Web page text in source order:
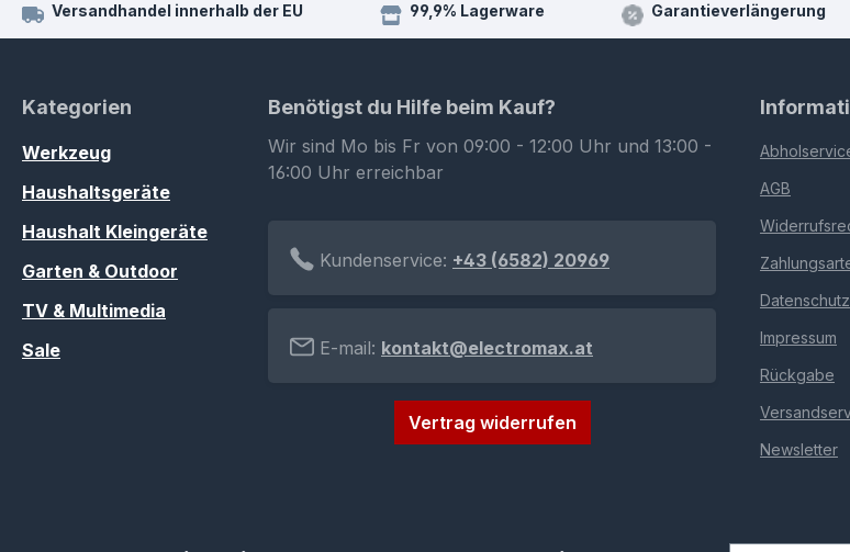
Versandhandel innerhalb der EU 99,9% Lagerware Garantieverlängerung
Kategorien
Werkzeug
Haushaltsgeräte
Haushalt Kleingeräte
Garten & Outdoor
TV & Multimedia
Sale
Benötigst du Hilfe beim Kauf?
Wir sind Mo bis Fr von 09:00 - 12:00 Uhr und 13:00 -
16:00 Uhr erreichbar
Kundenservice: +43 (6582) 20969
E-mail: kontakt@electromax.at
Vertrag widerrufen
AGB
Datenschutz
Impressum
Rückgabe
Newsletter